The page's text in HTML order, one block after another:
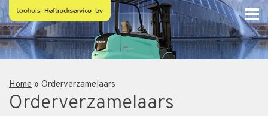
Home » Orderverzamelaars
Orderverzamelaars